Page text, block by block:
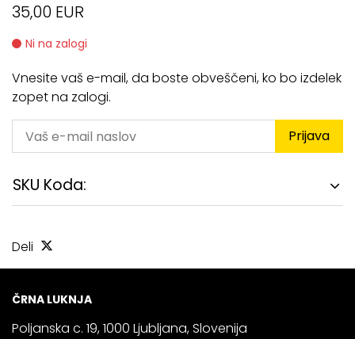
35,00 EUR
Ni na zalogi
Vnesite vaš e-mail, da boste obveščeni, ko bo izdelek
zopet na zalogi.
Prijava
SKU Koda:
Deli
ČRNA LUKNJA
Poljanska c. 19, 1000 Ljubljana, Slovenija